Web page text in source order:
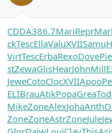
CDDA386.7MariRepr
ckTescEllaValuXVIISamu
VirtTescErbaRexoDove
stZewaGlisHearJohnMill
JeweCotoClocXVIIApoo
ELIBrauAtikPopaGrea
MikeZoneAlexJohaAnth
ZoneZoneAstrZoneJule